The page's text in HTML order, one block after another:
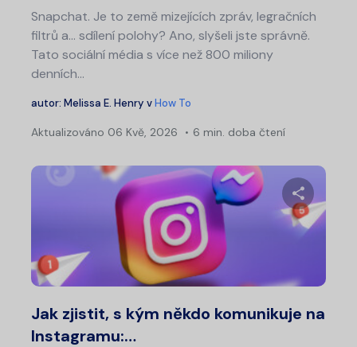
Snapchat. Je to země mizejících zpráv, legračních
filtrů a... sdílení polohy? Ano, slyšeli jste správně.
Tato sociální média s více než 800 miliony
denních...
autor: Melissa E. Henry vHow To
Aktualizováno 06 Kvě, 2026 6 min. doba čtení
Sdílet
Jak zjistit, s kým někdo komunikuje na
Instagramu:…
pro